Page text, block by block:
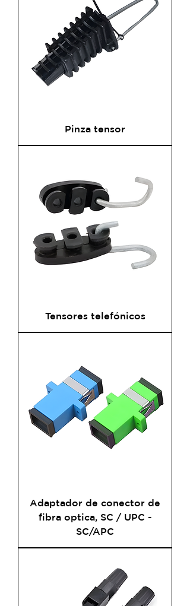
Pinza tensor
Tensores telefónicos
Adaptador de conector de
fibra optica, SC / UPC -
SC/APC